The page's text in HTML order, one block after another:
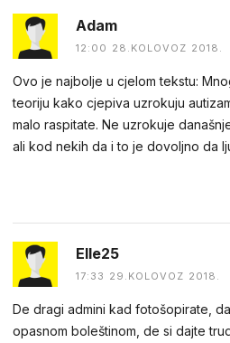
Adam
12:00 28.KOLOVOZ 2018.
Ovo je najbolje u cjelom tekstu:
teoriju kako cjepiva uzrokuju
malo raspitate. Ne uzrokuje
ali kod nekih da i to je dovoljno da
Elle25
17:33 29.KOLOVOZ 2018.
De dragi admini kad fotošopirate,
opasnom boleštinom, de si dajte